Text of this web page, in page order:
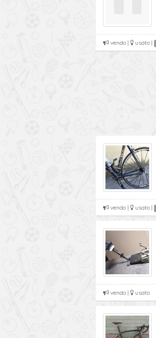
vendo | usato |
vendo | usato |
vendo | usato